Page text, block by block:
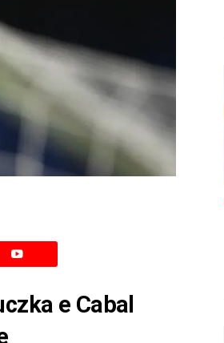
e Cabal